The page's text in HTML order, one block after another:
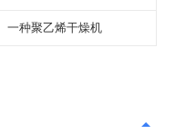
一种聚乙烯干燥机